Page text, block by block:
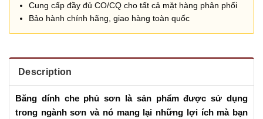
Cung cấp đầy đủ CO/CQ cho tất cả mặt hàng phân phối
Bảo hành chính hãng, giao hàng toàn quốc
Description
Băng dính che phủ sơn là sản phẩm được sử dụng
trong ngành sơn và nó mang lại những lợi ích mà bạn